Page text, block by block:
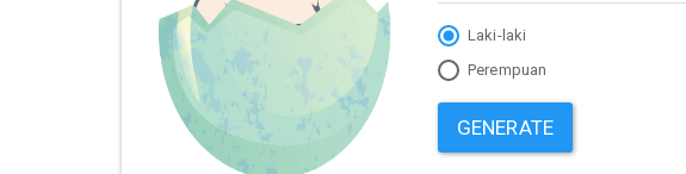
Laki-laki
Perempuan
GENERATE